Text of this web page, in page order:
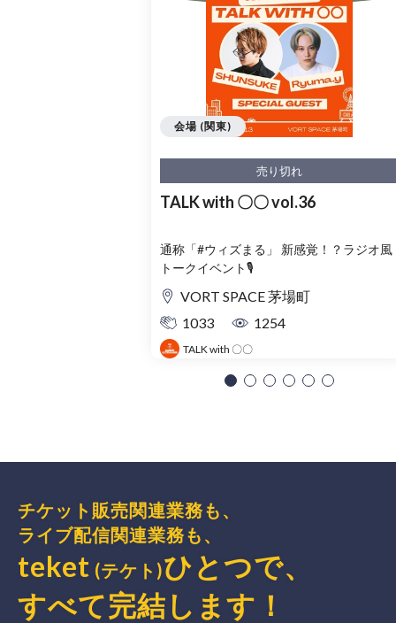
売り切れ
TALK with 〇〇 vol.36
通称「#ウィズまる」 新感覚！？ラジオ風
トークイベント🎙️
VORT SPACE 茅場町
1033
1254
TALK with 〇〇
会場 (関東)
チケット販売関連業務も、
ライブ配信関連業務も、
teket (テケト)ひとつで、
すべて完結 します ！